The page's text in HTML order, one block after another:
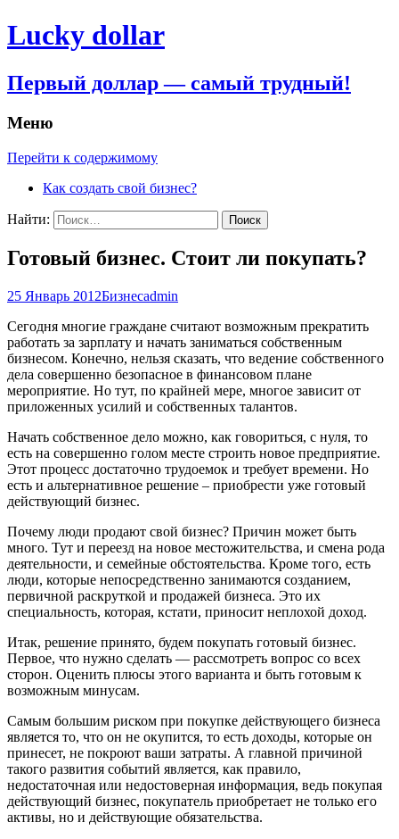
Lucky dollar
Первый доллар — самый трудный!
Меню
Перейти к содержимому
Как создать свой бизнес?
Найти:
Готовый бизнес. Стоит ли покупать?
25 Январь 2012Бизнесadmin
Сегодня многие граждане считают возможным прекратить
работать за зарплату и начать заниматься собственным
бизнесом. Конечно, нельзя сказать, что ведение собственного
дела совершенно безопасное в финансовом плане
мероприятие. Но тут, по крайней мере, многое зависит от
приложенных усилий и собственных талантов.
Начать собственное дело можно, как говориться, с нуля, то
есть на совершенно голом месте строить новое предприятие.
Этот процесс достаточно трудоемок и требует времени. Но
есть и альтернативное решение – приобрести уже готовый
действующий бизнес.
Почему люди продают свой бизнес? Причин может быть
много. Тут и переезд на новое местожительства, и смена рода
деятельности, и семейные обстоятельства. Кроме того, есть
люди, которые непосредственно занимаются созданием,
первичной раскруткой и продажей бизнеса. Это их
специальность, которая, кстати, приносит неплохой доход.
Итак, решение принято, будем покупать готовый бизнес.
Первое, что нужно сделать — рассмотреть вопрос со всех
сторон. Оценить плюсы этого варианта и быть готовым к
возможным минусам.
Самым большим риском при покупке действующего бизнеса
является то, что он не окупится, то есть доходы, которые он
принесет, не покроют ваши затраты. А главной причиной
такого развития событий является, как правило,
недостаточная или недостоверная информация, ведь покупая
действующий бизнес, покупатель приобретает не только его
активы, но и действующие обязательства.